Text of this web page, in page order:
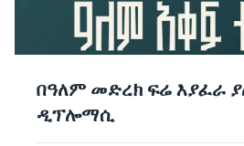
በዓለም መድረክ ፍሬ እያፈራ
ዲፕሎማሲ